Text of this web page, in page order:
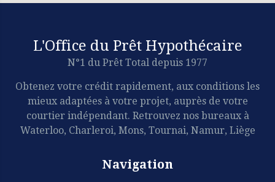
L'Office du Prêt Hypothécaire
N°1 du Prêt Total depuis 1977
Obtenez votre crédit rapidement, aux conditions les
mieux adaptées à votre projet, auprès de votre
courtier indépendant. Retrouvez nos bureaux à
Waterloo, Charleroi, Mons, Tournai, Namur, Liège
Navigation